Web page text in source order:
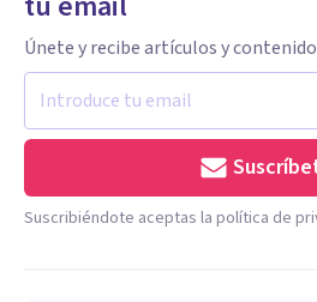
Únete y recibe artículos y
Suscribiéndote aceptas la política de